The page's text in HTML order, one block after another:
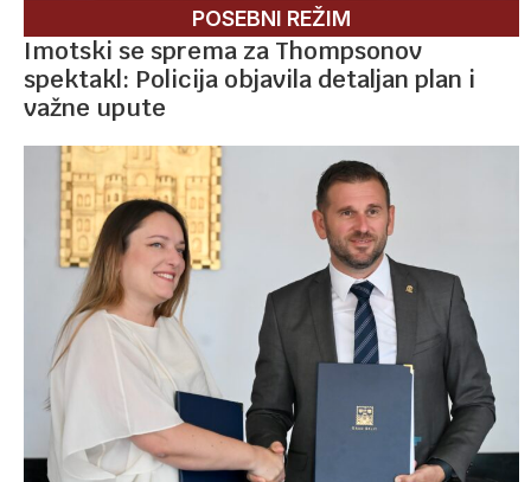
POSEBNI REŽIM
Imotski se sprema za Thompsonov
spektakl: Policija objavila detaljan plan i
važne upute